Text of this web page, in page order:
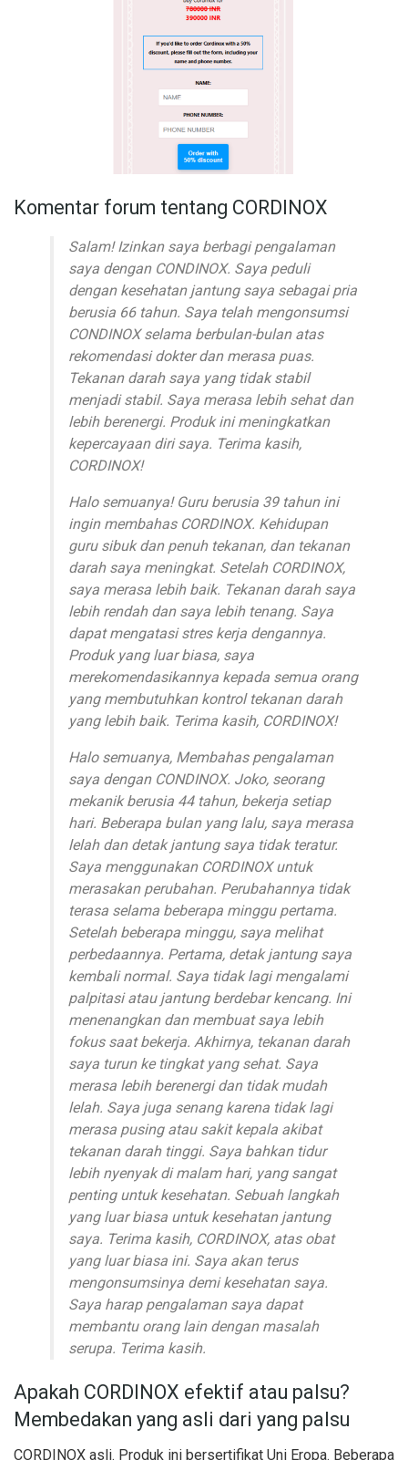
Komentar forum tentang CORDINOX
Salam! Izinkan saya berbagi pengalaman
saya dengan CONDINOX. Saya peduli
dengan kesehatan jantung saya sebagai pria
berusia 66 tahun. Saya telah mengonsumsi
CONDINOX selama berbulan-bulan atas
rekomendasi dokter dan merasa puas.
Tekanan darah saya yang tidak stabil
menjadi stabil. Saya merasa lebih sehat dan
lebih berenergi. Produk ini meningkatkan
kepercayaan diri saya. Terima kasih,
CORDINOX!
Halo semuanya! Guru berusia 39 tahun ini
ingin membahas CORDINOX. Kehidupan
guru sibuk dan penuh tekanan, dan tekanan
darah saya meningkat. Setelah CORDINOX,
saya merasa lebih baik. Tekanan darah saya
lebih rendah dan saya lebih tenang. Saya
dapat mengatasi stres kerja dengannya.
Produk yang luar biasa, saya
merekomendasikannya kepada semua orang
yang membutuhkan kontrol tekanan darah
yang lebih baik. Terima kasih, CORDINOX!
Halo semuanya, Membahas pengalaman
saya dengan CONDINOX. Joko, seorang
mekanik berusia 44 tahun, bekerja setiap
hari. Beberapa bulan yang lalu, saya merasa
lelah dan detak jantung saya tidak teratur.
Saya menggunakan CORDINOX untuk
merasakan perubahan. Perubahannya tidak
terasa selama beberapa minggu pertama.
Setelah beberapa minggu, saya melihat
perbedaannya. Pertama, detak jantung saya
kembali normal. Saya tidak lagi mengalami
palpitasi atau jantung berdebar kencang. Ini
menenangkan dan membuat saya lebih
fokus saat bekerja. Akhirnya, tekanan darah
saya turun ke tingkat yang sehat. Saya
merasa lebih berenergi dan tidak mudah
lelah. Saya juga senang karena tidak lagi
merasa pusing atau sakit kepala akibat
tekanan darah tinggi. Saya bahkan tidur
lebih nyenyak di malam hari, yang sangat
penting untuk kesehatan. Sebuah langkah
yang luar biasa untuk kesehatan jantung
saya. Terima kasih, CORDINOX, atas obat
yang luar biasa ini. Saya akan terus
mengonsumsinya demi kesehatan saya.
Saya harap pengalaman saya dapat
membantu orang lain dengan masalah
serupa. Terima kasih.
Apakah CORDINOX efektif atau palsu?
Membedakan yang asli dari yang palsu
CORDINOX asli. Produk ini bersertifikat Uni Eropa. Beberapa